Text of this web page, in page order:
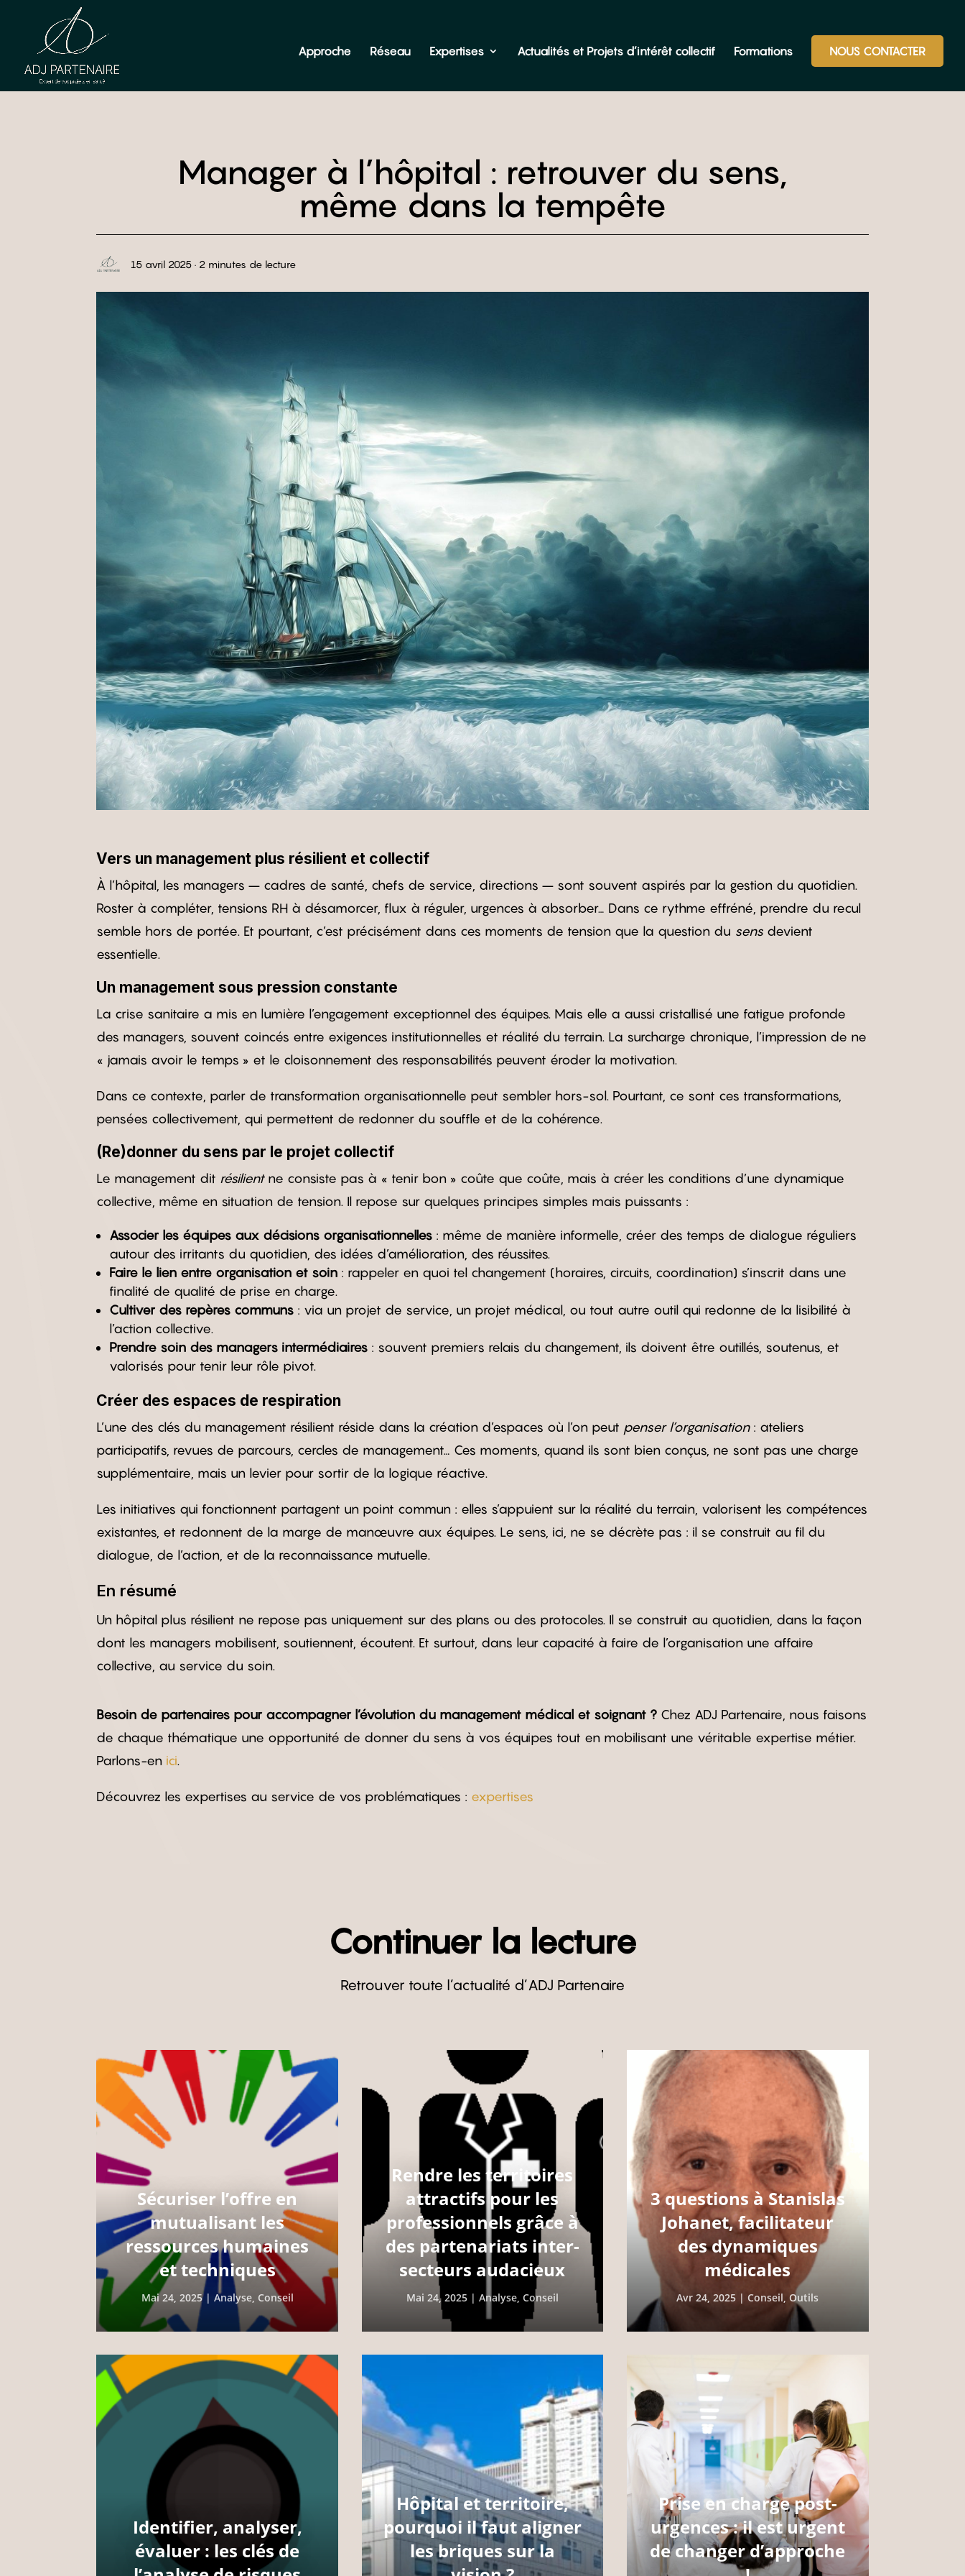
Approche Réseau Expertises Actualités et Projets d’intérêt collectif Formations NOUS CONTACTER
Manager à l’hôpital : retrouver du sens,
même dans la tempête
15 avril 2025 · 2 minutes de lecture
Vers un management plus résilient et collectif
À l’hôpital, les managers – cadres de santé, chefs de service, directions – sont souvent aspirés par la gestion du quotidien.
Roster à compléter, tensions RH à désamorcer, flux à réguler, urgences à absorber… Dans ce rythme effréné, prendre du recul
semble hors de portée. Et pourtant, c’est précisément dans ces moments de tension que la question du sens devient
essentielle.
Un management sous pression constante
La crise sanitaire a mis en lumière l’engagement exceptionnel des équipes. Mais elle a aussi cristallisé une fatigue profonde
des managers, souvent coincés entre exigences institutionnelles et réalité du terrain. La surcharge chronique, l’impression de ne
« jamais avoir le temps » et le cloisonnement des responsabilités peuvent éroder la motivation.
Dans ce contexte, parler de transformation organisationnelle peut sembler hors-sol. Pourtant, ce sont ces transformations,
pensées collectivement, qui permettent de redonner du souffle et de la cohérence.
(Re)donner du sens par le projet collectif
Le management dit résilientne consiste pas à « tenir bon » coûte que coûte, mais à créer les conditions d’une dynamique
collective, même en situation de tension. Il repose sur quelques principes simples mais puissants :
Associer les équipes aux décisions organisationnelles : même de manière informelle, créer des temps de dialogue réguliers
autour des irritants du quotidien, des idées d’amélioration, des réussites.
Faire le lien entre organisation et soin : rappeler en quoi tel changement (horaires, circuits, coordination) s’inscrit dans une
finalité de qualité de prise en charge.
Cultiver des repères communs : via un projet de service, un projet médical, ou tout autre outil qui redonne de la lisibilité à
l’action collective.
Prendre soin des managers intermédiaires : souvent premiers relais du changement, ils doivent être outillés, soutenus, et
valorisés pour tenir leur rôle pivot.
Créer des espaces de respiration
L’une des clés du management résilient réside dans la création d’espaces où l’on peut penser l’organisation: ateliers
participatifs, revues de parcours, cercles de management… Ces moments, quand ils sont bien conçus, ne sont pas une charge
supplémentaire, mais un levier pour sortir de la logique réactive.
Les initiatives qui fonctionnent partagent un point commun : elles s’appuient sur la réalité du terrain, valorisent les compétences
existantes, et redonnent de la marge de manœuvre aux équipes. Le sens, ici, ne se décrète pas : il se construit au fil du
dialogue, de l’action, et de la reconnaissance mutuelle.
En résumé
Un hôpital plus résilient ne repose pas uniquement sur des plans ou des protocoles. Il se construit au quotidien, dans la façon
dont les managers mobilisent, soutiennent, écoutent. Et surtout, dans leur capacité à faire de l’organisation une affaire
collective, au service du soin.
Besoin de partenaires pour accompagner l’évolution du management médical et soignant ? Chez ADJ Partenaire, nous faisons
de chaque thématique une opportunité de donner du sens à vos équipes tout en mobilisant une véritable expertise métier.
Parlons-en ici.
Découvrez les expertises au service de vos problématiques : expertises
Continuer la lecture
Retrouver toute l’actualité d’ADJ Partenaire
Sécuriser l’offre en
mutualisant les
ressources humaines
et techniques
Mai 24, 2025| Analyse, Conseil
Identifier, analyser,
évaluer : les clés de
Rendre les territoires
attractifs pour les
professionnels grâce à
des partenariats inter-
secteurs audacieux
Mai 24, 2025| Analyse, Conseil
Hôpital et territoire,
pourquoi il faut aligner
les briques sur la
3 questions à Stanislas
Johanet, facilitateur
des dynamiques
médicales
Avr 24, 2025 |Conseil,Outils
Prise en charge post-
urgences : il est urgent
de changer d’approche